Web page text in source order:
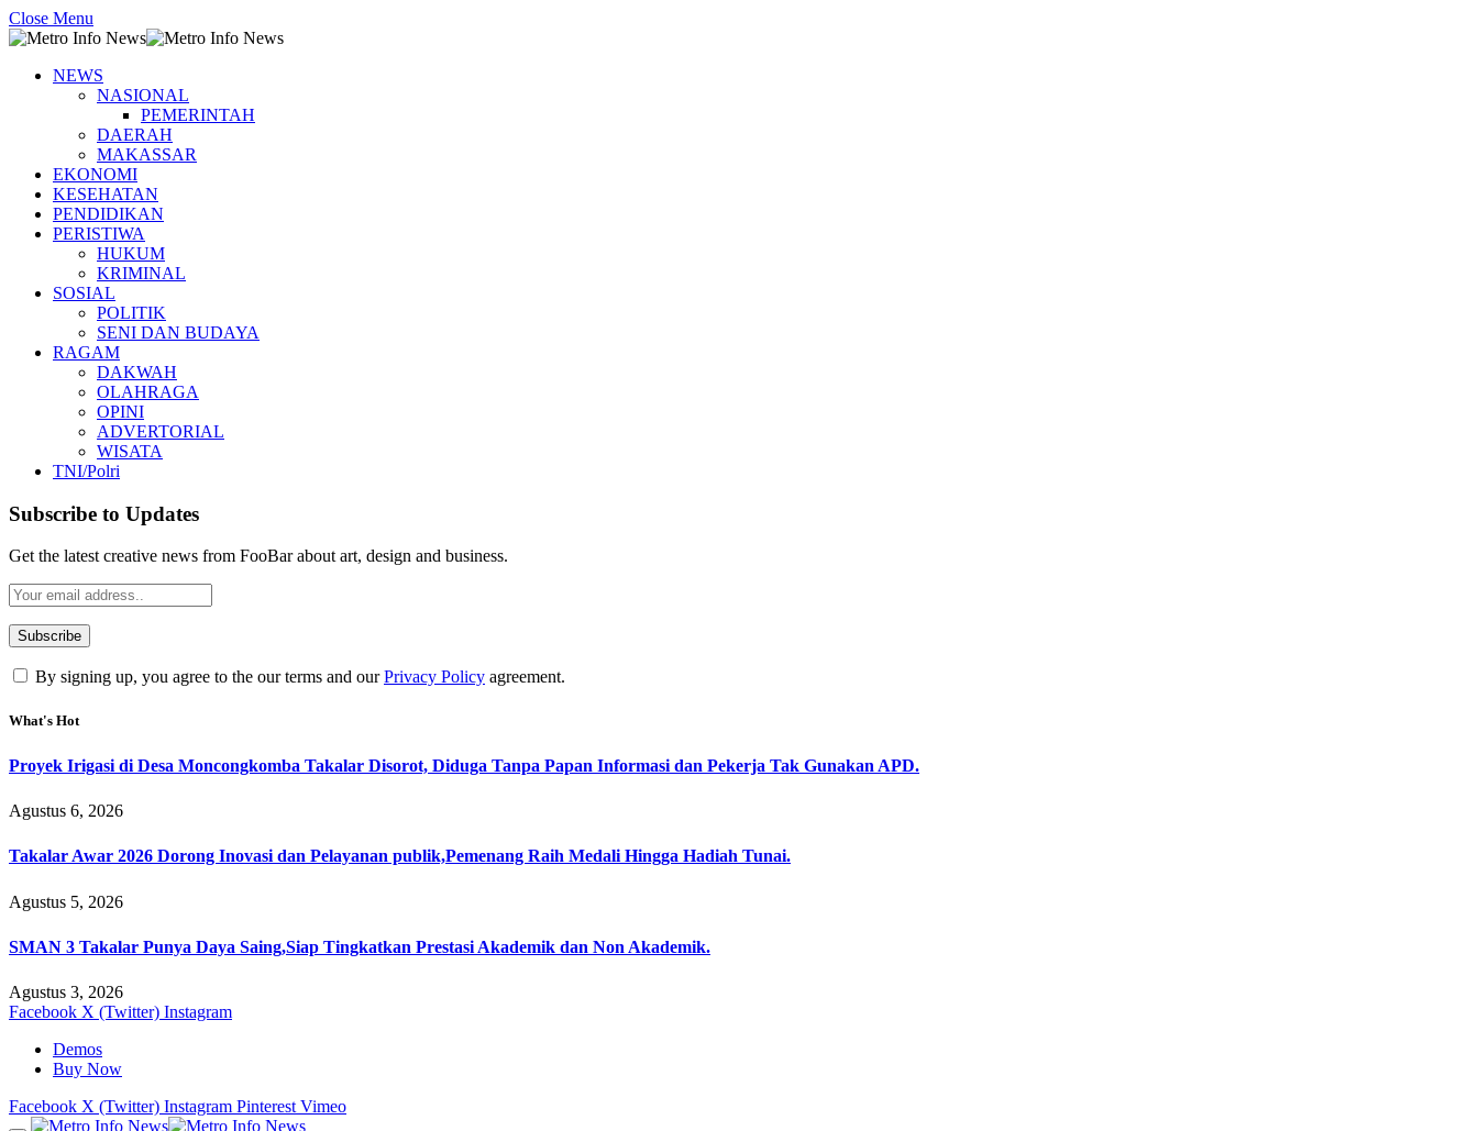
Close Menu
NEWS
NASIONAL
PEMERINTAH
DAERAH
MAKASSAR
EKONOMI
KESEHATAN
PENDIDIKAN
PERISTIWA
HUKUM
KRIMINAL
SOSIAL
POLITIK
SENI DAN BUDAYA
RAGAM
DAKWAH
OLAHRAGA
OPINI
ADVERTORIAL
WISATA
TNI/Polri
Subscribe to Updates
Get the latest creative news from FooBar about art, design and business.
By signing up, you agree to the our terms and ourPrivacy Policy agreement.
What's Hot
Proyek Irigasi di Desa Moncongkomba Takalar Disorot, Diduga Tanpa Papan Informasi dan Pekerja Tak Gunakan APD.
Agustus 6, 2026
Takalar Awar 2026 Dorong Inovasi dan Pelayanan publik,Pemenang Raih Medali Hingga Hadiah Tunai.
Agustus 5, 2026
SMAN 3 Takalar Punya Daya Saing,Siap Tingkatkan Prestasi Akademik dan Non Akademik.
Agustus 3, 2026
Facebook X (Twitter) Instagram
Demos
Buy Now
Facebook X (Twitter) Instagram Pinterest Vimeo